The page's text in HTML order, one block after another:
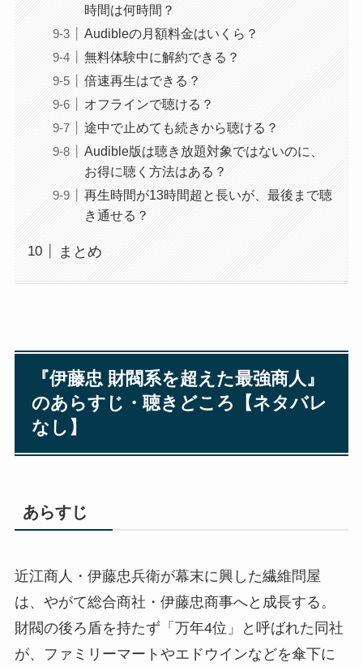
時間は何時間？
Audibleの月額料金はいくら？
無料体験中に解約できる？
倍速再生はできる？
オフラインで聴ける？
途中で止めても続きから聴ける？
Audible版は聴き放題対象ではないのに、
お得に聴く方法はある？
再生時間が13時間超と長いが、最後まで聴
き通せる？
まとめ
『伊藤忠 財閥系を超えた最強商人』
のあらすじ・聴きどころ【ネタバレ
なし】
あらすじ
近江商人・伊藤忠兵衛が幕末に興した繊維問屋
は、やがて総合商社・伊藤忠商事へと成長する。
財閥の後ろ盾を持たず「万年4位」と呼ばれた同社
が、ファミリーマートやエドウインなどを傘下に